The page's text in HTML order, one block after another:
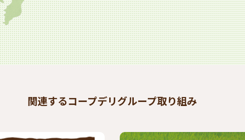
関連するコープデリグループ取り組み